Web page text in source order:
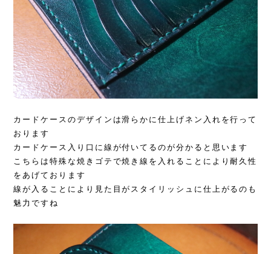
カードケースのデザインは滑らかに仕上げネン入れを行って
おります
カードケース入り口に線が付いてるのが分かると思います
こちらは特殊な焼きゴテで焼き線を入れることにより耐久性
をあげております
線が入ることにより見た目がスタイリッシュに仕上がるのも
魅力ですね